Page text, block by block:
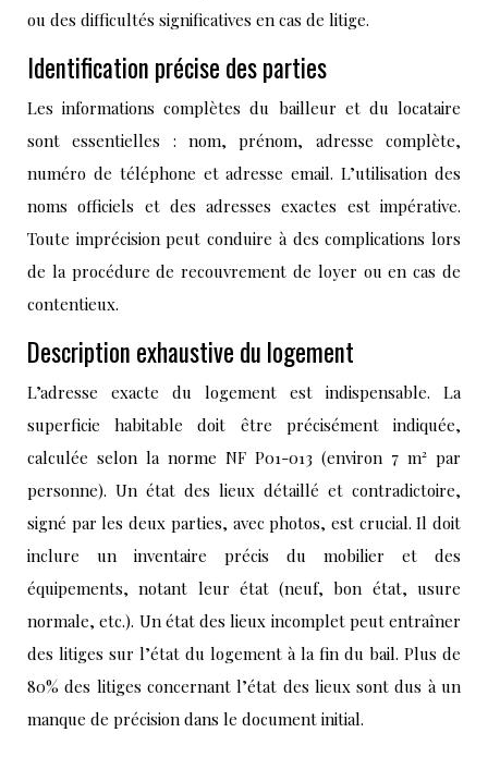
ou des difficultés significatives en cas de litige.
Identification précise des parties
Les informations complètes du bailleur et du locataire
sont essentielles : nom, prénom, adresse complète,
numéro de téléphone et adresse email. L’utilisation des
noms officiels et des adresses exactes est impérative.
Toute imprécision peut conduire à des complications lors
de la procédure de recouvrement de loyer ou en cas de
contentieux.
Description exhaustive du logement
L’adresse exacte du logement est indispensable. La
superficie habitable doit être précisément indiquée,
calculée selon la norme NF P01-013 (environ 7 m² par
personne). Un état des lieux détaillé et contradictoire,
signé par les deux parties, avec photos, est crucial. Il doit
inclure un inventaire précis du mobilier et des
équipements, notant leur état (neuf, bon état, usure
normale, etc.). Un état des lieux incomplet peut entraîner
des litiges sur l’état du logement à la fin du bail. Plus de
80% des litiges concernant l’état des lieux sont dus à un
manque de précision dans le document initial.